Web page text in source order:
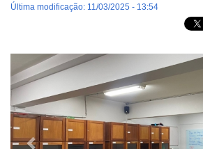
Última modificação: 11/03/2025 - 13:54
Previous